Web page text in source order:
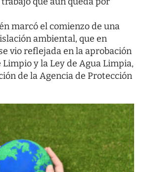
marcó el comienzo de una
ambiental, que en
vio reflejada en la aprobación
y la Ley de Agua Limpia,
de la Agencia de Protección